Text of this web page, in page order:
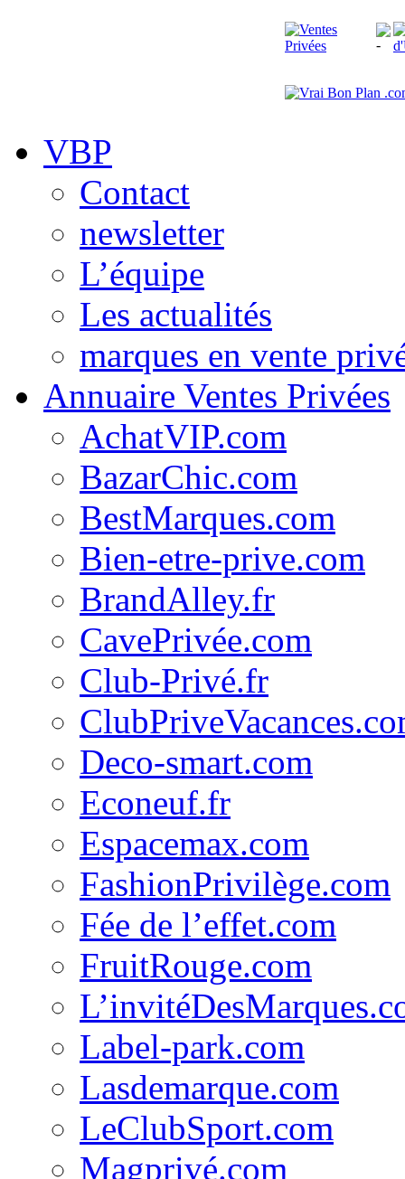
VBP
Contact
newsletter
L’équipe
Les actualités
marques en vente
Annuaire Ventes Privées
AchatVIP.com
BazarChic.com
BestMarques.com
Bien-etre-prive.com
BrandAlley.fr
CavePrivée.com
Club-Privé.fr
Deco-smart.com
Econeuf.fr
Espacemax.com
FashionPrivilège.com
Fée de l’effet.com
FruitRouge.com
Label-park.com
Lasdemarque.com
LeClubSport.com
Magprivé.com